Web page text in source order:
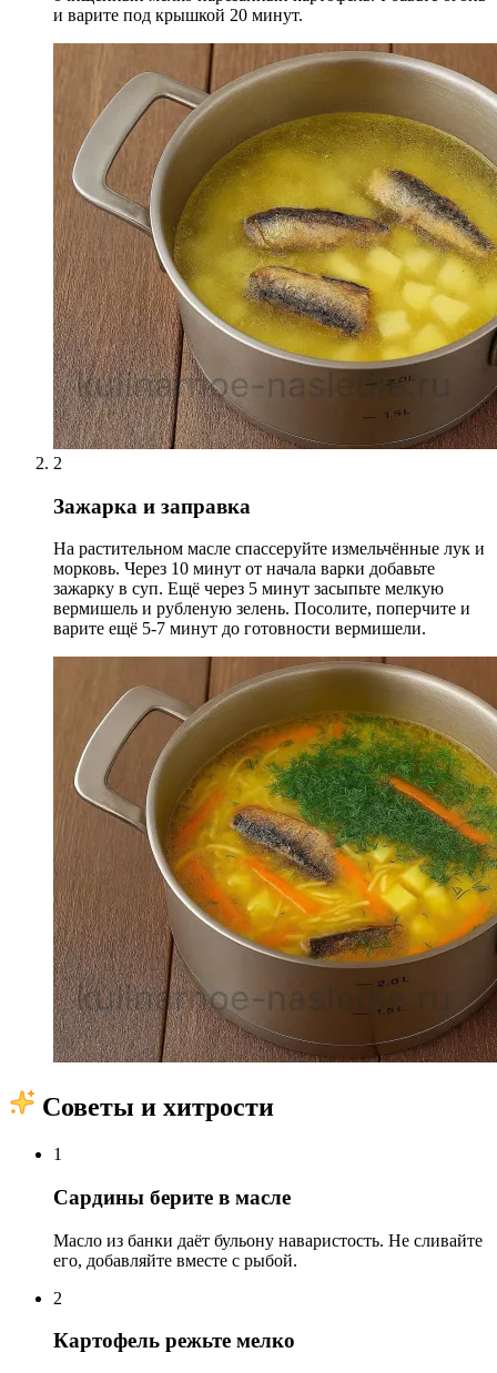
и варите под крышкой 20 минут.
2
Зажарка и заправка
На растительном масле спассеруйте измельчённые лук и
морковь. Через 10 минут от начала варки добавьте
зажарку в суп. Ещё через 5 минут засыпьте мелкую
вермишель и рубленую зелень. Посолите, поперчите и
варите ещё 5-7 минут до готовности вермишели.
Советы и хитрости
1
Сардины берите в масле
Масло из банки даёт бульону наваристость. Не сливайте
его, добавляйте вместе с рыбой.
2
Картофель режьте мелко